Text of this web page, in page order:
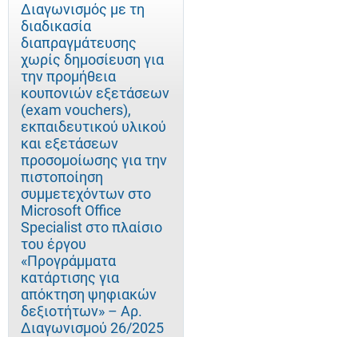
Διαγωνισμός με τη
διαδικασία
διαπραγμάτευσης
χωρίς δημοσίευση για
την προμήθεια
κουπονιών εξετάσεων
(exam vouchers),
εκπαιδευτικού υλικού
και εξετάσεων
προσομοίωσης για την
πιστοποίηση
συμμετεχόντων στο
Microsoft Office
Specialist στο πλαίσιο
του έργου
«Προγράμματα
κατάρτισης για
απόκτηση ψηφιακών
δεξιοτήτων» – Αρ.
Διαγωνισμού 26/2025